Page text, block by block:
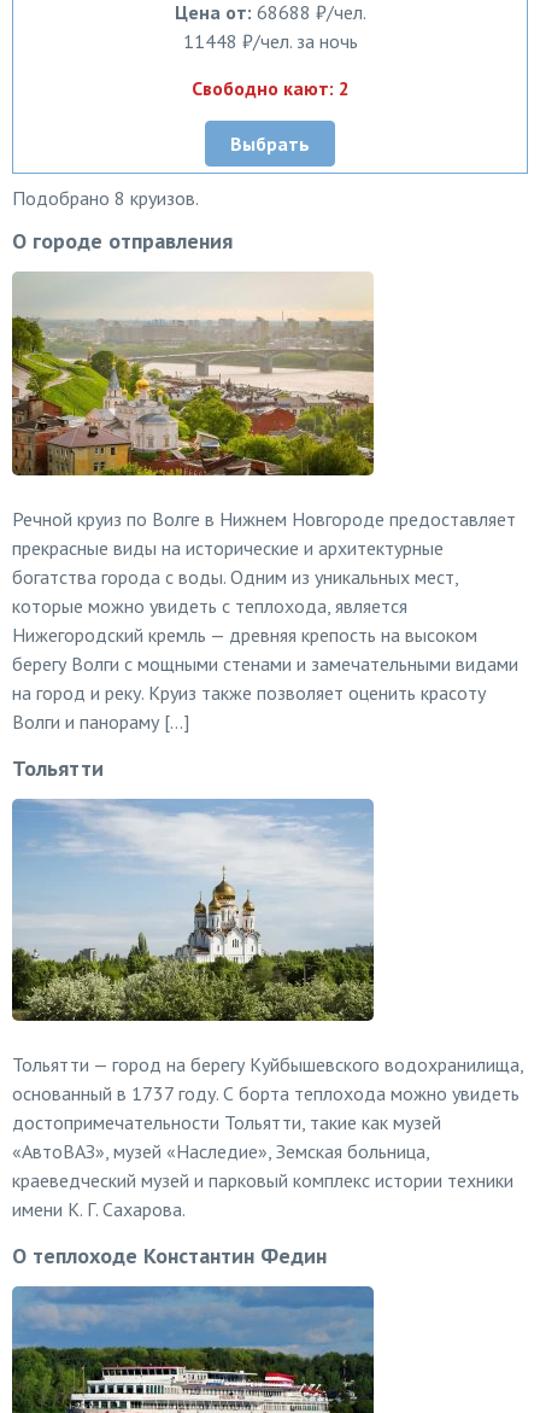
Цена от: 68688 ₽/чел.
11448 ₽/чел. за ночь
Свободно кают: 2
Выбрать
Подобрано 8 круизов.
О городе отправления
Речной круиз по Волге в Нижнем Новгороде предоставляет
прекрасные виды на исторические и архитектурные
богатства города с воды. Одним из уникальных мест,
которые можно увидеть с теплохода, является
Нижегородский кремль — древняя крепость на высоком
берегу Волги с мощными стенами и замечательными видами
на город и реку. Круиз также позволяет оценить красоту
Волги и панораму […]
Тольятти
Тольятти — город на берегу Куйбышевского водохранилища,
основанный в 1737 году. С борта теплохода можно увидеть
достопримечательности Тольятти, такие как музей
«АвтоВАЗ», музей «Наследие», Земская больница,
краеведческий музей и парковый комплекс истории техники
имени К. Г. Сахарова.
О теплоходе Константин Федин